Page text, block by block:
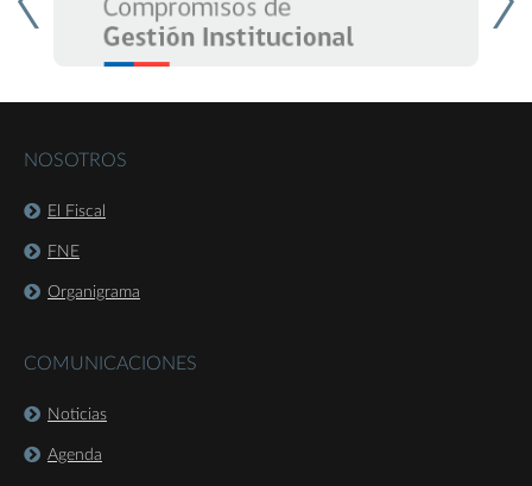
NOSOTROS
El Fiscal
FNE
Organigrama
COMUNICACIONES
Noticias
Agenda